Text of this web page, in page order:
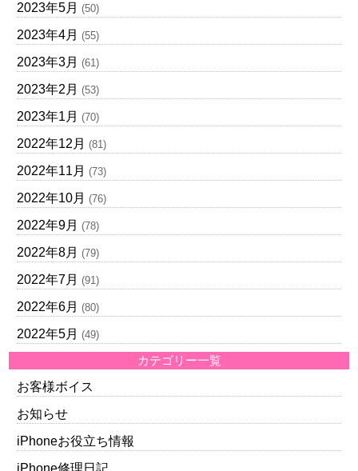
2023年5月 (50)
2023年4月 (55)
2023年3月 (61)
2023年2月 (53)
2023年1月 (70)
2022年12月 (81)
2022年11月 (73)
2022年10月 (76)
2022年9月 (78)
2022年8月 (79)
2022年7月 (91)
2022年6月 (80)
2022年5月 (49)
カテゴリー一覧
お客様ボイス
お知らせ
iPhoneお役立ち情報
iPhone修理日記